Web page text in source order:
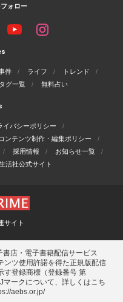
ォロー
件 ライフ
トレンド
タグ一覧 無料占い
イバシーポリシー
コンテンツ制作・編集ポリシー
採用情報
お知らせ一覧
活社公式サイト
サイト
店・電子書籍配信サービス
ンツ使用許諾を得た正規版配信
す登録商標（登録番号 第
ークについて、詳しくはこち
aebs.or.jp/